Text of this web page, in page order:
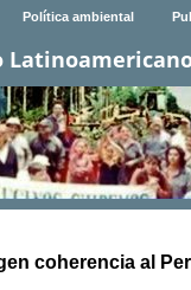
Política ambiental
coherencia al